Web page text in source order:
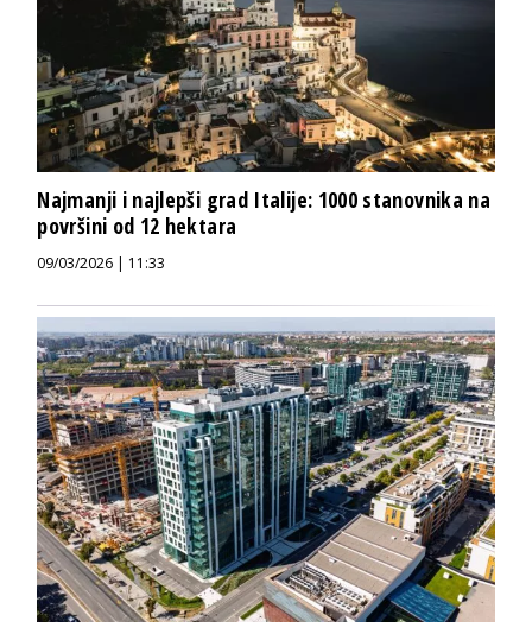
Najmanji i najlepši grad Italije: 1000 stanovnika na
površini od 12 hektara
09/03/2026 | 11:33